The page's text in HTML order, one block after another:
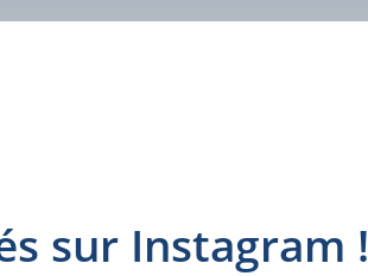
sur Instagram !